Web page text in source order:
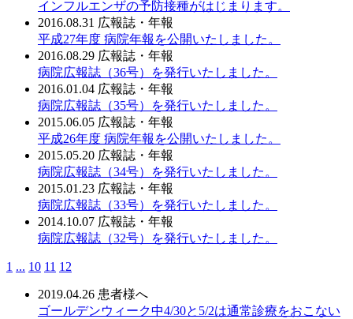
インフルエンザの予防接種がはじまります。
2016.08.31 広報誌・年報
平成27年度 病院年報を公開いたしました。
2016.08.29 広報誌・年報
病院広報誌（36号）を発行いたしました。
2016.01.04 広報誌・年報
病院広報誌（35号）を発行いたしました。
2015.06.05 広報誌・年報
平成26年度 病院年報を公開いたしました。
2015.05.20 広報誌・年報
病院広報誌（34号）を発行いたしました。
2015.01.23 広報誌・年報
病院広報誌（33号）を発行いたしました。
2014.10.07 広報誌・年報
病院広報誌（32号）を発行いたしました。
1 ... 10 11 12
2019.04.26 患者様へ
ゴールデンウィーク中4/30と5/2は通常診療をおこない